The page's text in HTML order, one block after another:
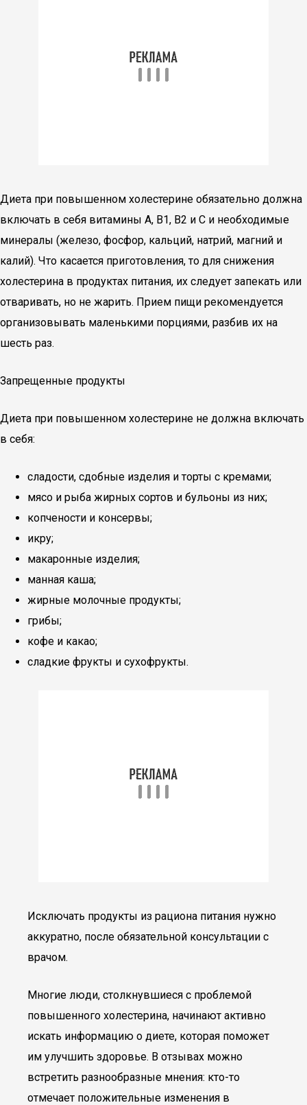
Диета при повышенном холестерине обязательно должна
включать в себя витамины A, B1, B2 и C и необходимые
минералы (железо, фосфор, кальций, натрий, магний и
калий). Что касается приготовления, то для снижения
холестерина в продуктах питания, их следует запекать или
отваривать, но не жарить. Прием пищи рекомендуется
организовывать маленькими порциями, разбив их на
шесть раз.
Запрещенные продукты
Диета при повышенном холестерине не должна включать
в себя:
сладости, сдобные изделия и торты с кремами;
мясо и рыба жирных сортов и бульоны из них;
копчености и консервы;
икру;
макаронные изделия;
манная каша;
жирные молочные продукты;
грибы;
кофе и какао;
сладкие фрукты и сухофрукты.
Исключать продукты из рациона питания нужно
аккуратно, после обязательной консультации с
врачом.
Многие люди, столкнувшиеся с проблемой
повышенного холестерина, начинают активно
искать информацию о диете, которая поможет
им улучшить здоровье. В отзывах можно
встретить разнообразные мнения: кто-то
отмечает положительные изменения в